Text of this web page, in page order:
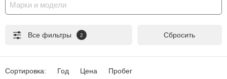
УСЛУГИ
АКЦИИ
Марки и модели
Все фильтры 2 Сбросить
Сортировка: Год Цена Пробег